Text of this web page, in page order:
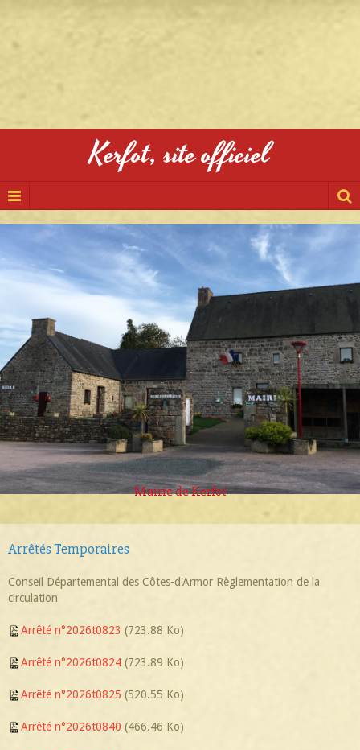
Kerfot, site officiel
Mairie de Kerfot
Arrêtés Temporaires
Conseil Départemental des Côtes-d'Armor Règlementation de la
circulation
Arrêté n°2026t0823 (723.88 Ko)
Arrêté n°2026t0824 (723.89 Ko)
Arrêté n°2026t0825 (520.55 Ko)
Arrêté n°2026t0840 (466.46 Ko)